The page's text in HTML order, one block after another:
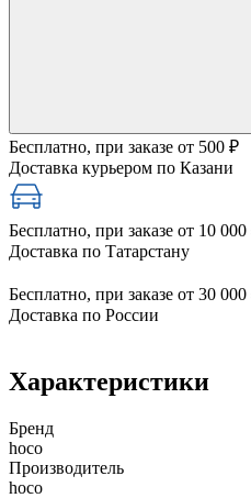
Бесплатно, при заказе от 500 ₽
Доставка курьером по Казани
Бесплатно, при заказе от 10 000
Доставка по Татарстану
Бесплатно, при заказе от 30 000
Доставка по России
Характеристики
Бренд
hoco
Производитель
hoco